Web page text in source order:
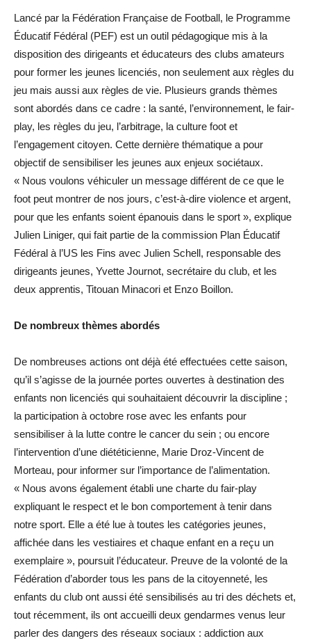
Lancé par la Fédération Française de Football, le Programme
Éducatif Fédéral (PEF) est un outil pédagogique mis à la
disposition des dirigeants et éducateurs des clubs amateurs
pour former les jeunes licenciés, non seulement aux règles du
jeu mais aussi aux règles de vie. Plusieurs grands thèmes
sont abordés dans ce cadre : la santé, l’environnement, le fair-
play, les règles du jeu, l’arbitrage, la culture foot et
l’engagement citoyen. Cette dernière thématique a pour
objectif de sensibiliser les jeunes aux enjeux sociétaux.
« Nous voulons véhiculer un message différent de ce que le
foot peut montrer de nos jours, c’est-à-dire violence et argent,
pour que les enfants soient épanouis dans le sport », explique
Julien Liniger, qui fait partie de la commission Plan Éducatif
Fédéral à l’US les Fins avec Julien Schell, responsable des
dirigeants jeunes, Yvette Journot, secrétaire du club, et les
deux apprentis, Titouan Minacori et Enzo Boillon.
De nombreux thèmes abordés
De nombreuses actions ont déjà été effectuées cette saison,
qu’il s’agisse de la journée portes ouvertes à destination des
enfants non licenciés qui souhaitaient découvrir la discipline ;
la participation à octobre rose avec les enfants pour
sensibiliser à la lutte contre le cancer du sein ; ou encore
l’intervention d’une diététicienne, Marie Droz-Vincent de
Morteau, pour informer sur l’importance de l’alimentation.
« Nous avons également établi une charte du fair-play
expliquant le respect et le bon comportement à tenir dans
notre sport. Elle a été lue à toutes les catégories jeunes,
affichée dans les vestiaires et chaque enfant en a reçu un
exemplaire », poursuit l’éducateur. Preuve de la volonté de la
Fédération d’aborder tous les pans de la citoyenneté, les
enfants du club ont aussi été sensibilisés au tri des déchets et,
tout récemment, ils ont accueilli deux gendarmes venus leur
parler des dangers des réseaux sociaux : addiction aux